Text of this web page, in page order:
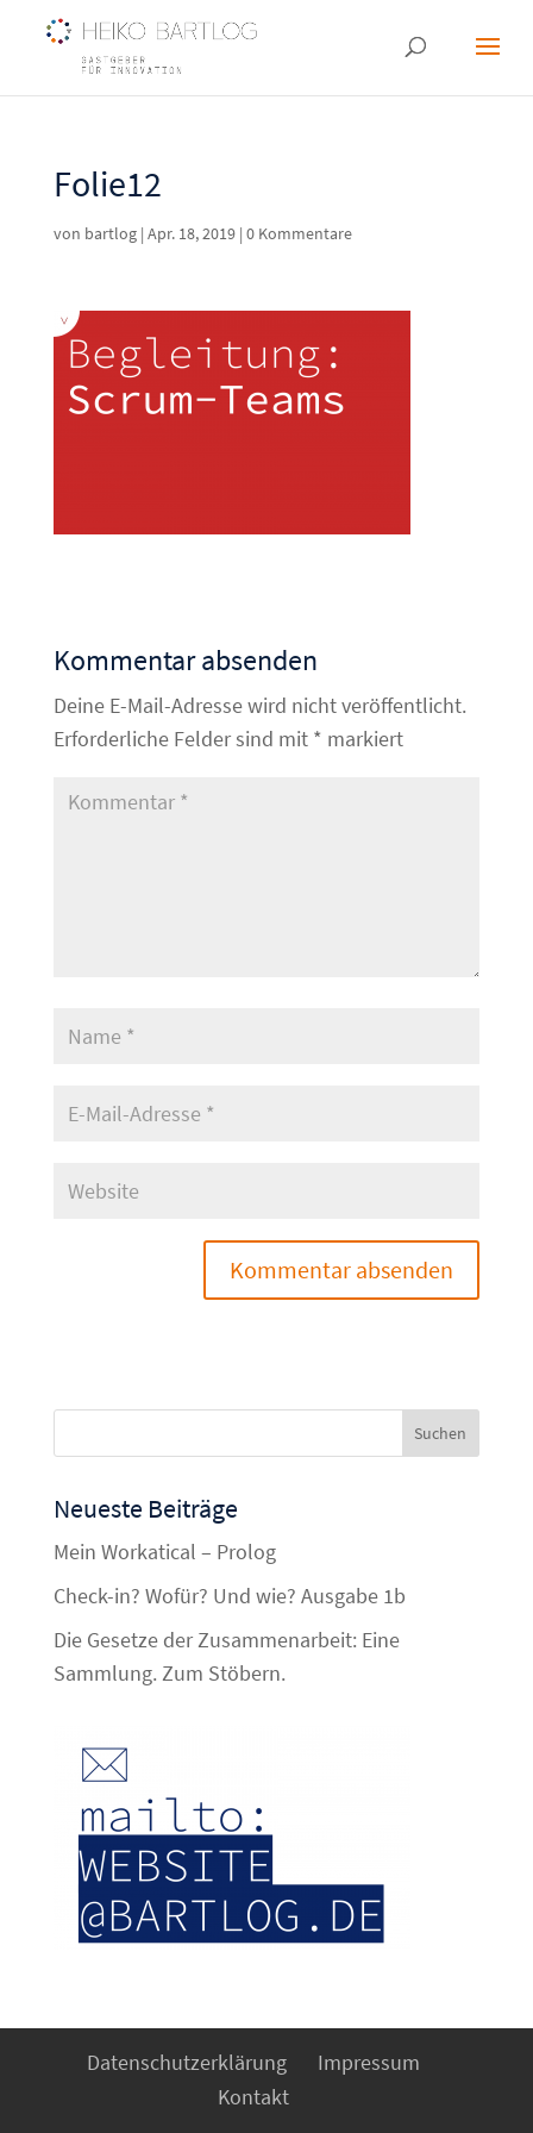
Folie12
von bartlog| Apr. 18, 2019| 0 Kommentare
Kommentar absenden
Deine E-Mail-Adresse wird nicht veröffentlicht.
Erforderliche Felder sind mit * markiert
Neueste Beiträge
Mein Workatical – Prolog
Check-in? Wofür? Und wie? Ausgabe 1b
Die Gesetze der Zusammenarbeit: Eine
Sammlung. Zum Stöbern.
Datenschutzerklärung
Impressum
Kontakt